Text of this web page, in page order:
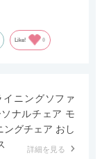
用いただけるの
Like! 0
イニングソファ
ナルチェア モ
グチェア おし
詳細を見る